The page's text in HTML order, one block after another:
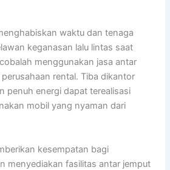
waktu dan tenaga
keganasan lalu lintas saat
menggunakan jasa antar
rental. Tiba dikantor
penuh energi dapat terealisasi
mobil yang nyaman dari
kesempatan bagi
menyediakan fasilitas antar jemput